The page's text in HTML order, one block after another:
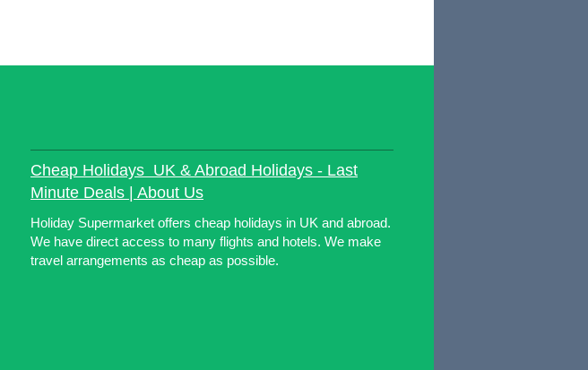
Cheap Holidays  UK & Abroad Holidays - Last
Minute Deals | About Us
Holiday Supermarket offers cheap holidays in UK and abroad.
We have direct access to many flights and hotels. We make
travel arrangements as cheap as possible.